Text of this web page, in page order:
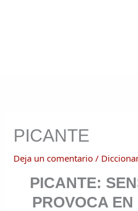
PICANTE
Deja un comentario /
PICANTE:
PROVOCA